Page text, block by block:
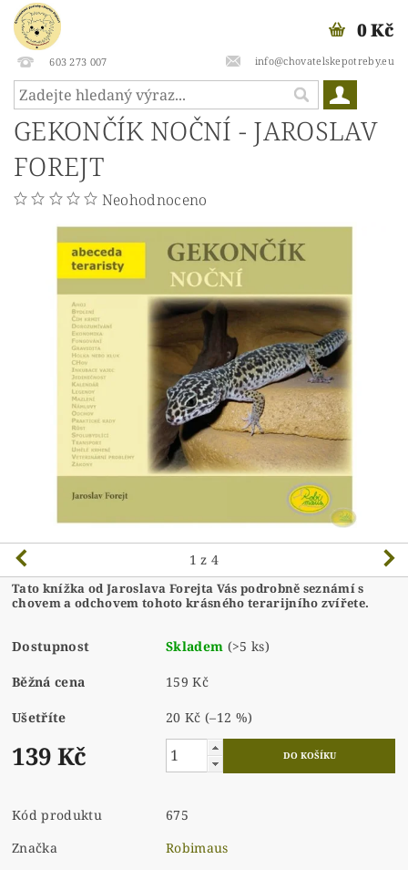
603 273 007 info@chovatelskepotreby.eu
0 Kč
GEKONČÍK NOČNÍ - JAROSLAV
FOREJT
Neohodnoceno
1 z 4
Tato knížka od Jaroslava Forejta Vás podrobně seznámí s
chovem a odchovem tohoto krásného terarijního zvířete.
Dostupnost Skladem (>5 ks)
Běžná cena 159 Kč
Ušetříte 20 Kč(–12 %)
139 Kč
Kód produktu
675
Značka
Robimaus